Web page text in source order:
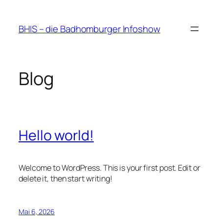
springen
BHIS – die Badhomburger Infoshow
Blog
Hello world!
Welcome to WordPress. This is your first post. Edit or
delete it, then start writing!
Mai 6, 2026